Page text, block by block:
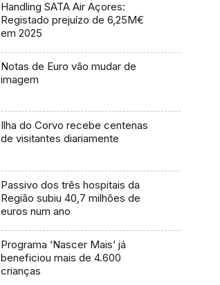
Handling SATA Air Açores:
Registado prejuízo de 6,25M€
em 2025
Notas de Euro vão mudar de
imagem
Ilha do Corvo recebe centenas
de visitantes diariamente
Passivo dos três hospitais da
Região subiu 40,7 milhões de
euros num ano
Programa ‘Nascer Mais’ já
beneficiou mais de 4.600
crianças